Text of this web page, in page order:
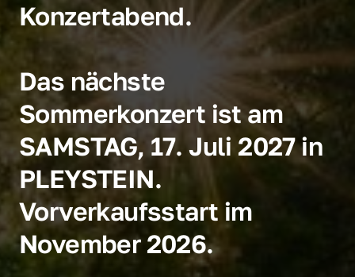
Konzertabend.
Das nächste
Sommerkonzert ist am
SAMSTAG, 17. Juli 2027 in
PLEYSTEIN.
Vorverkaufsstart im
November 2026.